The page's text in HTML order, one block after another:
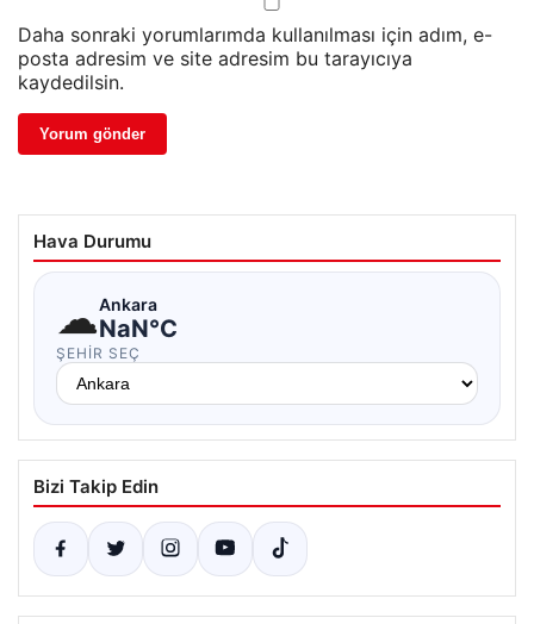
Daha sonraki yorumlarımda kullanılması için adım, e-
posta adresim ve site adresim bu tarayıcıya
kaydedilsin.
Hava Durumu
☁Ankara
NaN°C
ŞEHIR SEÇ
Bizi Takip Edin